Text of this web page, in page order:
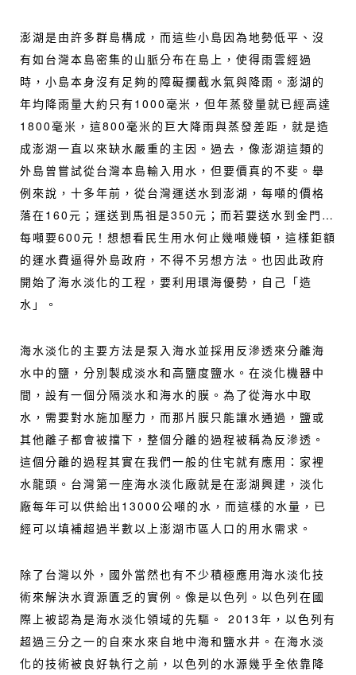
澎湖是由許多群島構成，而這些小島因為地勢低平、沒
有如台灣本島密集的山脈分布在島上，使得雨雲經過
時，小島本身沒有足夠的障礙攔截水氣與降雨。澎湖的
年均降雨量大約只有1000毫米，但年蒸發量就已經高達
1800毫米，這800毫米的巨大降雨與蒸發差距，就是造
成澎湖一直以來缺水嚴重的主因。過去，像澎湖這類的
外島曾嘗試從台灣本島輸入用水，但要價真的不斐。舉
例來說，十多年前，從台灣運送水到澎湖，每噸的價格
落在160元；運送到馬祖是350元；而若要送水到金門…
每噸要600元！想想看民生用水何止幾噸幾頓，這樣鉅額
的運水費逼得外島政府，不得不另想方法。也因此政府
開始了海水淡化的工程，要利用環海優勢，自己「造
水」。
海水淡化的主要方法是泵入海水並採用反滲透來分離海
水中的鹽，分別製成淡水和高鹽度鹽水。在淡化機器中
間，設有一個分隔淡水和海水的膜。為了從海水中取
水，需要對水施加壓力，而那片膜只能讓水通過，鹽或
其他離子都會被擋下，整個分離的過程被稱為反滲透。
這個分離的過程其實在我們一般的住宅就有應用：家裡
水龍頭。台灣第一座海水淡化廠就是在澎湖興建，淡化
廠每年可以供給出13000公噸的水，而這樣的水量，已
經可以填補超過半數以上澎湖市區人口的用水需求。
除了台灣以外，國外當然也有不少積極應用海水淡化技
術來解決水資源匱乏的實例。像是以色列。以色列在國
際上被認為是海水淡化領域的先驅。 2013年，以色列有
超過三分之一的自來水來自地中海和鹽水井。在海水淡
化的技術被良好執行之前，以色列的水源幾乎全依靠降